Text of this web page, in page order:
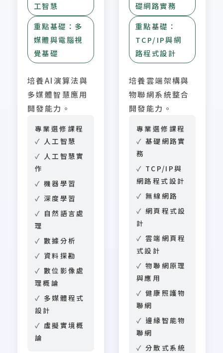
工智慧
重點基礎：多
媒體與電腦視
覺基礎
培養AI演算法與
多媒體智慧應用
開發能力。
專業選修課程
人工智慧
人工智慧實
作
機器學習
深度學習
自然語言處
理
數據分析
資料探勘
數位影像處
理概論
多媒體程式
設計
虛擬實境概
論
礎網路實務
重點基礎：
TCP/IP與網
路程式設計
培養雲端架構與
物聯網系統整合
開發能力。
專業選修課程
基礎網路實
務
TCP/IP與
網路程式設計
無線網路
網頁程式設
計
雲端網頁程
式設計
物聯網原理
與應用
健康照護物
聯網
邊緣智能物
聯網
分散式系統